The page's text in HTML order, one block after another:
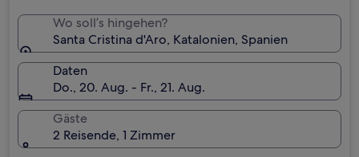
Wo soll’s hingehen?
Santa Cristina d'Aro, Katalonien, Spanien
Daten
Do., 20. Aug. - Fr., 21. Aug.
Gäste
2 Reisende, 1 Zimmer